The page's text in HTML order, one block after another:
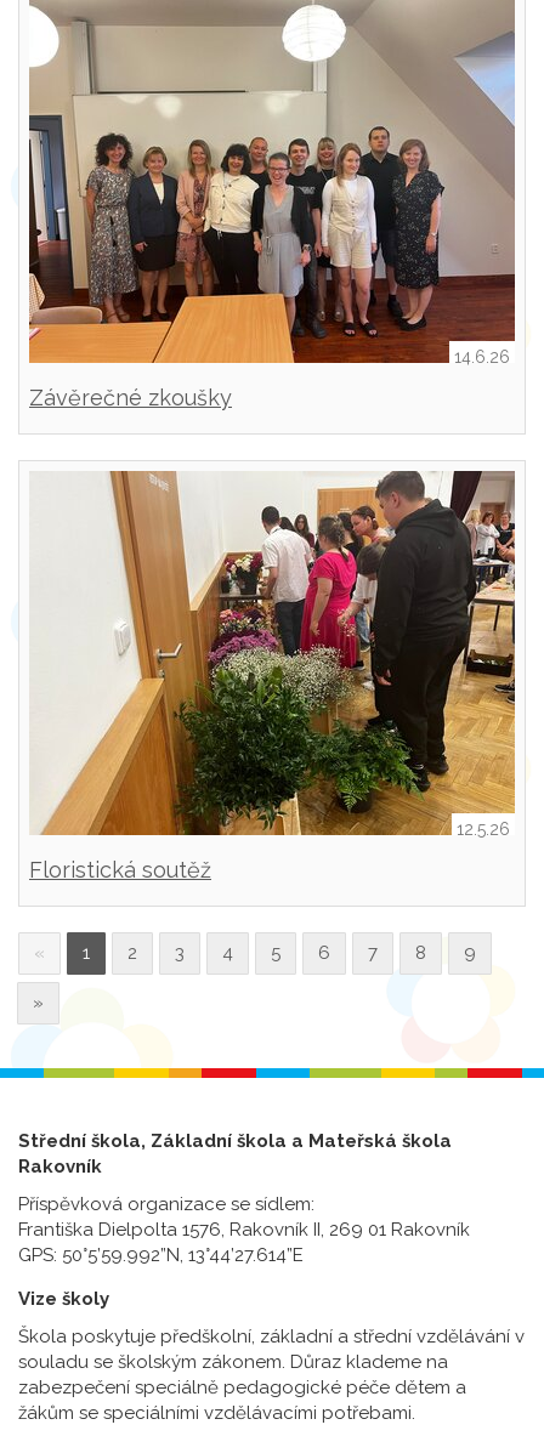
14.6.26
Závěrečné zkoušky
12.5.26
Floristická soutěž
« 1 2 3 4 5 6 7 8 9
»
Střední škola, Základní škola a Mateřská škola
Rakovník
Příspěvková organizace se sídlem:
Františka Dielpolta 1576, Rakovník II, 269 01 Rakovník
GPS: 50°5’59.992”N, 13°44’27.614”E
Vize školy
Škola poskytuje předškolní, základní a střední vzdělávání v
souladu se školským zákonem. Důraz klademe na
zabezpečení speciálně pedagogické péče dětem a
žákům se speciálními vzdělávacími potřebami.